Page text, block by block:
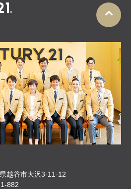
越谷市大沢3-11-12
882